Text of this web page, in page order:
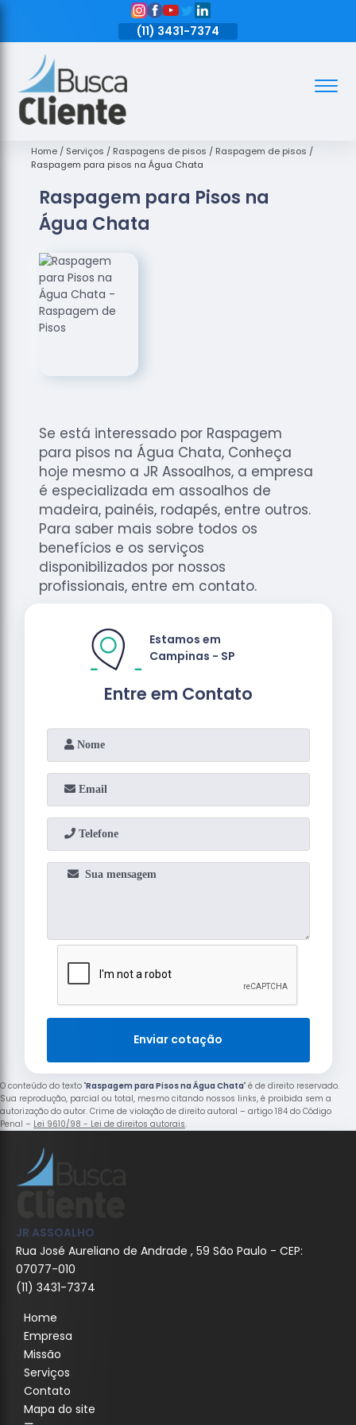
(11) 3431-7374
Assoalhos
de Madeira
Madeira
Empresas
de
Assoalhos
de Madeira
Loja de
Assoalhos
Assoalhos
Raspagem
de Tacos
de
Madeiras
Raspagens
de Pisos
Tacos de
Madeiras
Home Serviços Raspagens de pisos
Raspagem de pisos
Raspagem para pisos na Água Chata
Raspagem para Pisos na
Água Chata
Se está interessado por Raspagem
para pisos na Água Chata, Conheça
hoje mesmo a JR Assoalhos, a empresa
é especializada em assoalhos de
madeira, painéis, rodapés, entre outros.
Para saber mais sobre todos os
benefícios e os serviços
disponibilizados por nossos
profissionais, entre em contato.
Entre em Contato
Estamos em
Campinas - SP
Enviar cotação
O conteúdo do texto "Raspagem para Pisos na Água Chata" é de direito reservado.
Sua reprodução, parcial ou total, mesmo citando nossos links, é proibida sem a
autorização do autor. Crime de violação de direito autoral – artigo 184 do Código
Penal – Lei 9610/98 - Lei de direitos autorais.
JR ASSOALHO
Rua José Aureliano de Andrade , 59 São Paulo - CEP:
07077-010
(11) 3431-7374
Home
Empresa
Missão
Serviços
Contato
Mapa do site